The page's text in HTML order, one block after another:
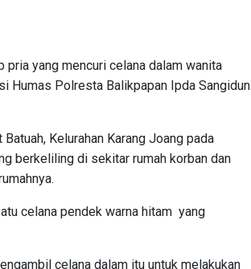
pria yang mencuri celana dalam wanita
Humas Polresta Balikpapan Ipda Sangidun
Kelurahan Karang Joang pada
berkeliling di sekitar rumah korban dan
celana pendek warna hitam yang
celana dalam itu untuk melakukan